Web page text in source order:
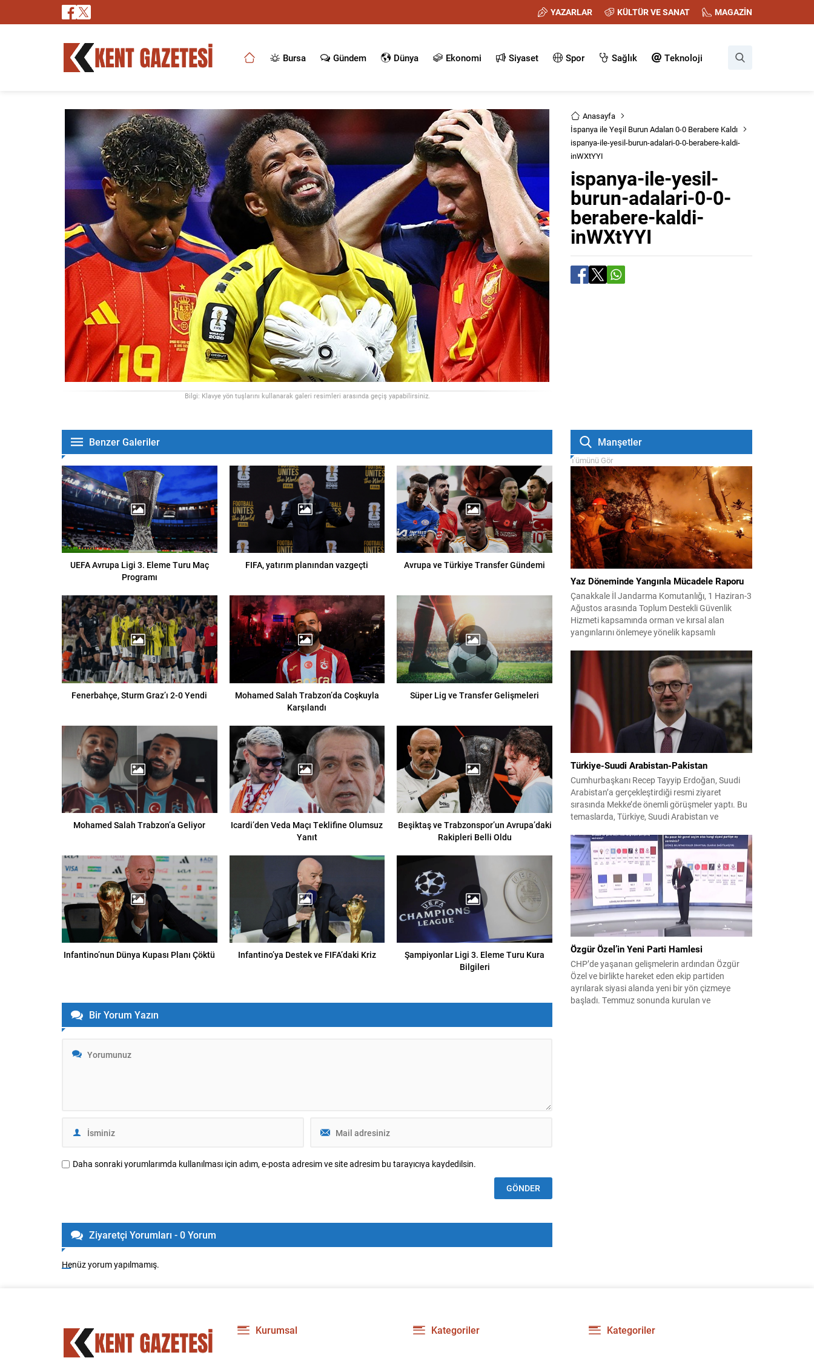
YAZARLAR KÜLTÜR VE SANAT MAGAZİN
Bursa Gündem Dünya Ekonomi Siyaset Spor Sağlık Teknoloji
Bilgi: Klavye yön tuşlarını kullanarak galeri resimleri arasında geçiş yapabilirsiniz.
Anasayfa
İspanya ile Yeşil Burun Adaları 0-0 Berabere Kaldı
ispanya-ile-yesil-burun-adalari-0-0-berabere-kaldi-
inWXtYYI
ispanya-ile-yesil-
burun-adalari-0-0-
berabere-kaldi-
inWXtYYI
Benzer Galeriler
UEFA Avrupa Ligi 3. Eleme Turu Maç
Programı
FIFA, yatırım planından vazgeçti Avrupa ve Türkiye Transfer Gündemi
Fenerbahçe, Sturm Graz’ı 2-0 Yendi
Mohamed Salah Trabzon’da Coşkuyla
Karşılandı
Süper Lig ve Transfer Gelişmeleri
Mohamed Salah Trabzon’a Geliyor
Icardi’den Veda Maçı Teklifine Olumsuz
Yanıt
Beşiktaş ve Trabzonspor’un Avrupa’daki
Rakipleri Belli Oldu
Infantino’nun Dünya Kupası Planı Çöktü Infantino’ya Destek ve FIFA’daki Kriz
Şampiyonlar Ligi 3. Eleme Turu Kura
Bilgileri
Bir Yorum Yazın
Daha sonraki yorumlarımda kullanılması için adım, e-posta adresim ve site adresim bu tarayıcıya kaydedilsin.
Ziyaretçi Yorumları - 0 Yorum
Henüz yorum yapılmamış.
Manşetler
Tümünü Gör
Yaz Döneminde Yangınla Mücadele Raporu
Çanakkale İl Jandarma Komutanlığı, 1 Haziran-3
Ağustos arasında Toplum Destekli Güvenlik
Hizmeti kapsamında orman ve kırsal alan
yangınlarını önlemeye yönelik kapsamlı
görev yapan 178 tim ve 742 personel, sahada
aktif olarak halkı bilinçlendirdi ve denetim
faaliyetleri gerçekleştirdi. Faaliyetler esnasında
bin 315 biçerdöver ve balya...
Türkiye-Suudi Arabistan-Pakistan
Cumhurbaşkanı Recep Tayyip Erdoğan, Suudi
Arabistan’a gerçekleştirdiği resmi ziyaret
sırasında Mekke’de önemli görüşmeler yaptı. Bu
temaslarda, Türkiye, Suudi Arabistan ve
birliği çerçevesi oluşturuldu. Ziyaretin en somut
çıktısı, üç ülkenin imza attığı Mekke Ortak
Savunma Anlaşması oldu. Anlaşma; ortak
güvenlik yaklaşımıyla bölgesel barış, istikrar...
Özgür Özel’in Yeni Parti Hamlesi
CHP’de yaşanan gelişmelerin ardından Özgür
Özel ve birlikte hareket eden ekip partiden
ayrılarak siyasi alanda yeni bir yön çizmeye
başladı. Temmuz sonunda kurulan ve
Kurumsal Kategoriler Kategoriler